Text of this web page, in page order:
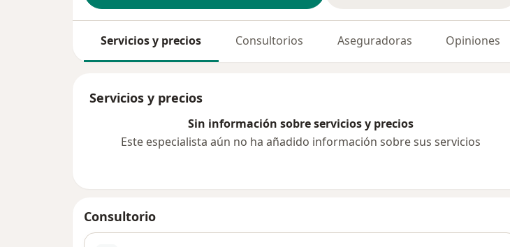
Servicios y precios Consultorios Aseguradoras Opiniones
Servicios y precios
Sin información sobre servicios y precios
Este especialista aún no ha añadido información sobre sus servicios
Consultorio